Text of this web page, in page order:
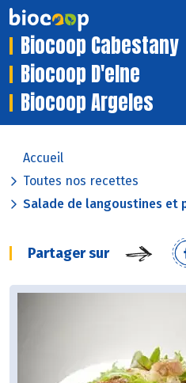
Biocoop Cabestany
Biocoop D'elne
Biocoop Argeles
Accueil
Toutes nos recettes
Salade de langoustines et
Partager sur